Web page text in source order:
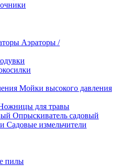
Аэраторы /
Мойки высокого давления
для травы
Опрыскиватель садовый
Садовые измельчители
пилы